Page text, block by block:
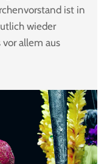
ist in
wieder
allem aus